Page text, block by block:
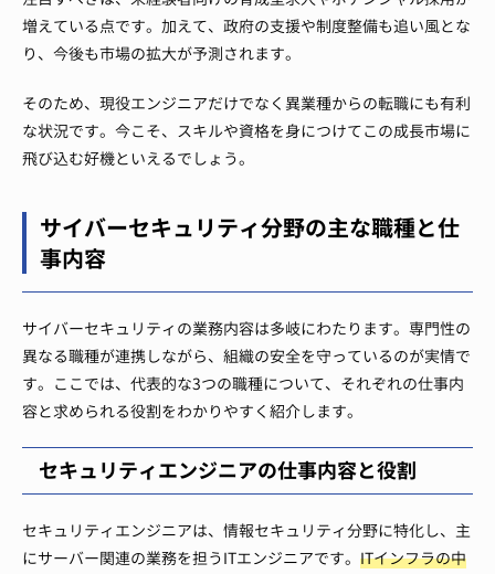
増えている点です。加えて、政府の支援や制度整備も追い風とな
り、今後も市場の拡大が予測されます。
そのため、現役エンジニアだけでなく異業種からの転職にも有利
な状況です。今こそ、スキルや資格を身につけてこの成長市場に
飛び込む好機といえるでしょう。
サイバーセキュリティ分野の主な職種と仕
事内容
サイバーセキュリティの業務内容は多岐にわたります。専門性の
異なる職種が連携しながら、組織の安全を守っているのが実情で
す。ここでは、代表的な3つの職種について、それぞれの仕事内
容と求められる役割をわかりやすく紹介します。
セキュリティエンジニアの仕事内容と役割
セキュリティエンジニアは、情報セキュリティ分野に特化し、主
にサーバー関連の業務を担うITエンジニアです。 ITインフラの中